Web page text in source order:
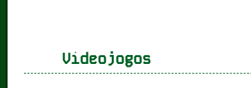
Videojogos